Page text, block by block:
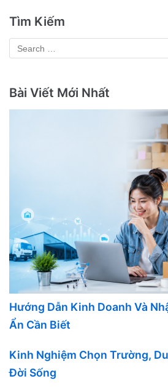
Tìm Kiếm
Bài Viết Mới Nhất
Hướng Dẫn Kinh Doanh Và
Ẩn Cần Biết
Kinh Nghiệm Chọn Trường,
Đời Sống